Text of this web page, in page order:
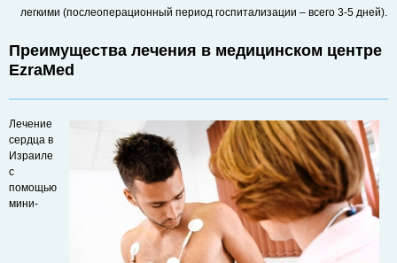
легкими (послеоперационный период госпитализации – всего 3-5 дней).
Преимущества лечения в медицинском центре
EzraMed
Лечение
сердца в
Израиле
с
помощью
мини-